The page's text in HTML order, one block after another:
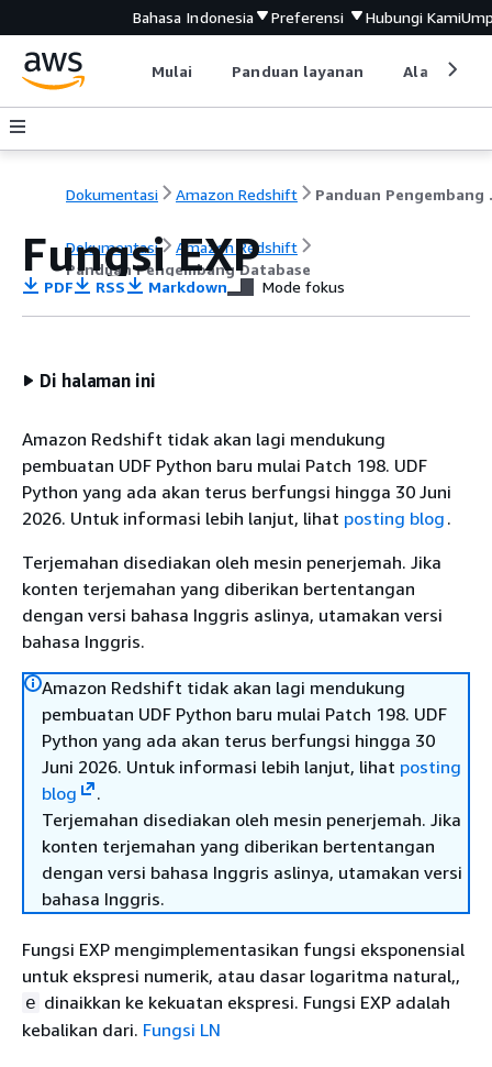
Bahasa Indonesia Preferensi Hubungi Kami
Mulai Panduan layanan Alat
Dokumentasi Amazon Redshift
Dokumentasi
Amazon Redshift
Panduan Pengembang Database
Fungsi EXP
PDF RSS Markdown Mode fokus
Di halaman ini
Amazon Redshift tidak akan lagi mendukung
pembuatan UDF Python baru mulai Patch 198. UDF
Python yang ada akan terus berfungsi hingga 30 Juni
2026. Untuk informasi lebih lanjut, lihat posting blog .
Terjemahan disediakan oleh mesin penerjemah. Jika
konten terjemahan yang diberikan bertentangan
dengan versi bahasa Inggris aslinya, utamakan versi
bahasa Inggris.
Amazon Redshift tidak akan lagi mendukung
pembuatan UDF Python baru mulai Patch 198. UDF
Python yang ada akan terus berfungsi hingga 30
Juni 2026. Untuk informasi lebih lanjut, lihat posting
blog
.
Terjemahan disediakan oleh mesin penerjemah. Jika
konten terjemahan yang diberikan bertentangan
dengan versi bahasa Inggris aslinya, utamakan versi
bahasa Inggris.
Fungsi EXP mengimplementasikan fungsi eksponensial
untuk ekspresi numerik, atau dasar logaritma natural,,
e dinaikkan ke kekuatan ekspresi. Fungsi EXP adalah
kebalikan dari. Fungsi LN